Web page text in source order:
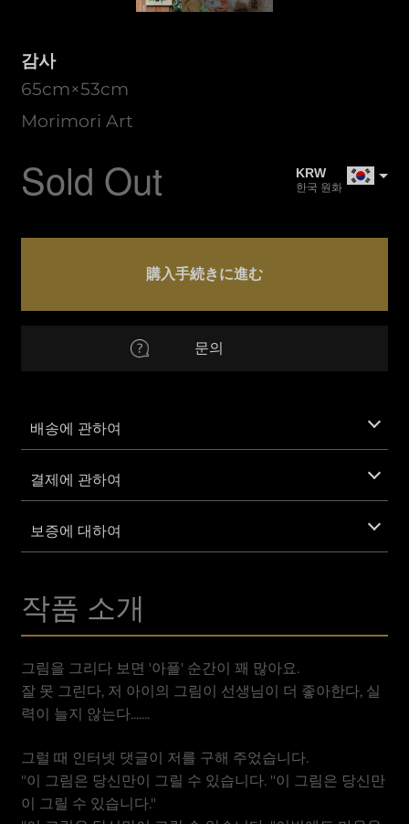
감사
65cm×53cm
Morimori Art
Sold Out KRW
한국 원화
CAD
GBP
IDR
VND
량
購入手続きに進む
문의
배송에 관하여
결제에 관하여
보증에 대하여
작품 소개
그림을 그리다 보면 '아플' 순간이 꽤 많아요.
잘 못 그린다, 저 아이의 그림이 선생님이 더 좋아한다, 실
력이 늘지 않는다.......
그럴 때 인터넷 댓글이 저를 구해 주었습니다.
"이 그림은 당신만이 그릴 수 있습니다. "이 그림은 당신만
이 그릴 수 있습니다."